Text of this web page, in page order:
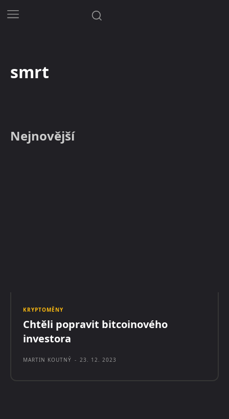
smrt
Nejnovější
KRYPTOMĚNY
Chtěli popravit bitcoinového
investora
MARTIN KOUTNÝ - 23. 12. 2023